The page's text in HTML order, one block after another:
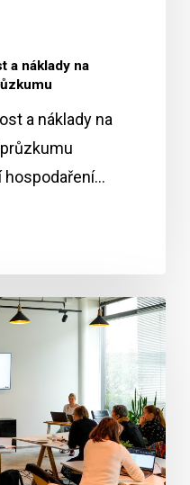
a náklady na
a náklady na
hospodaření…